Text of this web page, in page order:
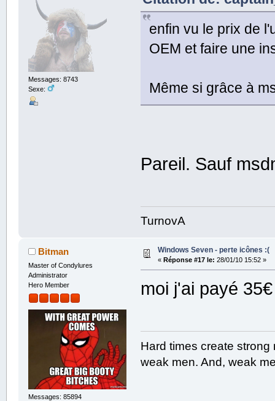
Messages: 8743
Sexe:
enfin vu le prix de
OEM et faire une
Même si grâce à
Pareil. Sauf
TurnovA
Bitman
Master of Condylures
Administrator
Hero Member
Messages: 85894
Windows Seven - perte icônes :(
« Réponse #17 le: 28/01/10 15:52 »
moi j'ai payé
Hard times create
weak men. And, weak